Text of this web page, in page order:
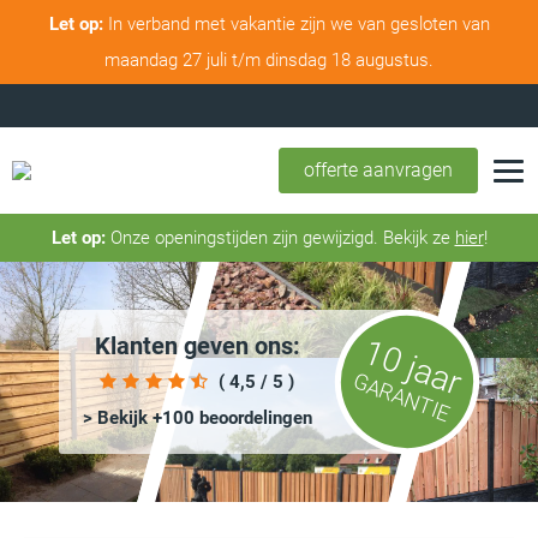
Let op:In verband met vakantie zijn we van gesloten van
maandag 27 juli t/m dinsdag 18 augustus.
offerte aanvragen
Let op:Onze openingstijden zijn gewijzigd. Bekijk ze hier!
Klanten geven ons:
( 4,5 / 5 )
> Bekijk +100 beoordelingen
10 jaar
GARANTIE